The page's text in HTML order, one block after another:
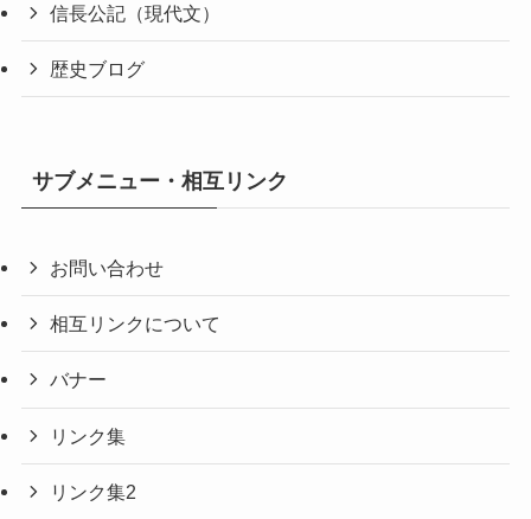
信長公記（現代文）
歴史ブログ
サブメニュー・相互リンク
お問い合わせ
相互リンクについて
バナー
リンク集
リンク集2